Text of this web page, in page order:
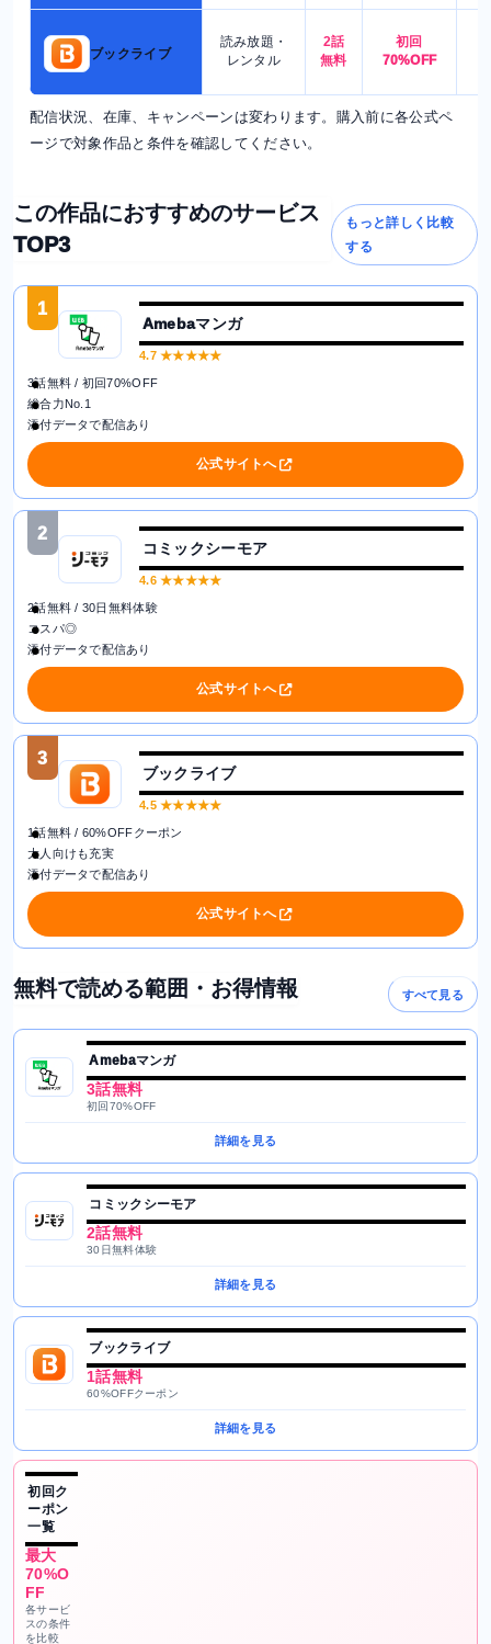
ブックライブ
読み放題・
レンタル
2話
無料
初回
70%OFF
配信状況、在庫、キャンペーンは変わります。購入前に各公式ペ
ージで対象作品と条件を確認してください。
この作品におすすめのサービス
TOP3
もっと詳しく比較
する
1
Amebaマンガ
4.7★★★★★
3話無料 / 初回70%OFF
総合力No.1
添付データで配信あり
公式サイトへ
2
コミックシーモア
4.6★★★★★
2話無料 / 30日無料体験
コスパ◎
添付データで配信あり
公式サイトへ
3
ブックライブ
4.5★★★★★
1話無料 / 60%OFFクーポン
大人向けも充実
添付データで配信あり
公式サイトへ
無料で読める範囲・お得情報 すべて見る
Amebaマンガ
3話無料
初回70%OFF
詳細を見る
コミックシーモア
2話無料
30日無料体験
詳細を見る
ブックライブ
1話無料
60%OFFクーポン
詳細を見る
初回ク
ーポン
一覧
最大
70%O
FF
各サービ
スの条件
を比較